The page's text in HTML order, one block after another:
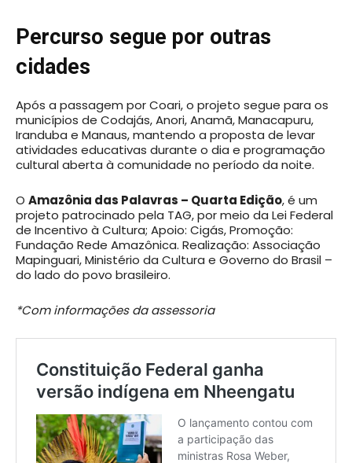
Percurso segue por outras
cidades
Após a passagem por Coari, o projeto segue para os
municípios de Codajás, Anori, Anamã, Manacapuru,
Iranduba e Manaus, mantendo a proposta de levar
atividades educativas durante o dia e programação
cultural aberta à comunidade no período da noite.
O Amazônia das Palavras – Quarta Edição, é um
projeto patrocinado pela TAG, por meio da Lei Federal
de Incentivo à Cultura; Apoio: Cigás, Promoção:
Fundação Rede Amazônica. Realização: Associação
Mapinguari, Ministério da Cultura e Governo do Brasil –
do lado do povo brasileiro.
*Com informações da assessoria